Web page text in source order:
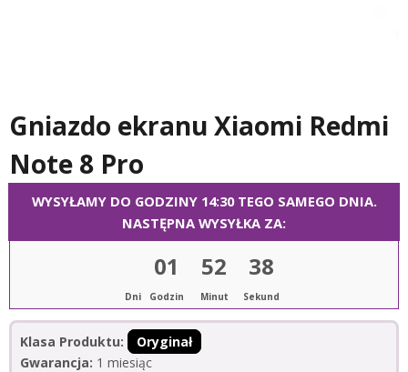
Gniazdo ekranu Xiaomi Redmi
Note 8 Pro
WYSYŁAMY DO GODZINY 14:30 TEGO SAMEGO DNIA.
NASTĘPNA WYSYŁKA ZA:
Dni
01
Godzin
52
Minut
38
Sekund
Klasa Produktu:
Oryginał
Gwarancja: 1 miesiąc